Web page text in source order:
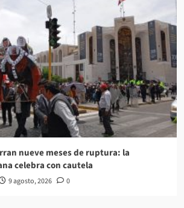
nueve meses de ruptura: la
celebra con cautela
9 agosto, 2026 0